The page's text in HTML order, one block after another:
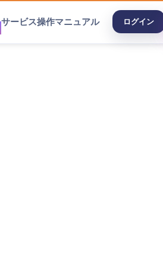
サービス操作マニュアル ログイン